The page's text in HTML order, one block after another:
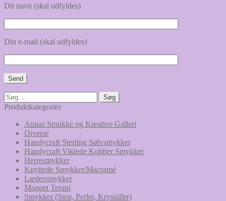
Dit navn (skal udfyldes)
Din e-mail (skal udfyldes)
Søg
efter:
Produktkategorier
Annas Smukke og Kreative Galleri
Diverse
Handycraft Sterling Sølvsmykker
Handycraft Viklede Kobber Smykker
Herresmykker
Knyttede Smykker/Macramé
Lædersmykker
Magnet Terapi
Smykker (Sten, Perler, Krystaller)